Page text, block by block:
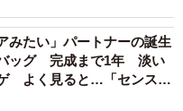
旅客輸送も同じです。
長いので、課税対象と
るでしょう。
みたい」パートナーの誕生
バッグ 完成まで1年 淡い
よく見ると…「センスす